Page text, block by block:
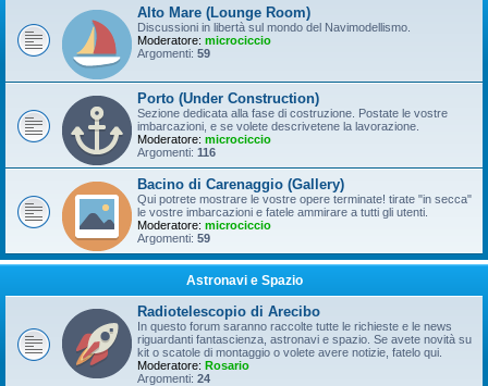
Alto Mare (Lounge Room)
Discussioni in libertà sul mondo del Navimodellismo.
Moderatore: microciccio
Argomenti: 59
Porto (Under Construction)
Sezione dedicata alla fase di costruzione. Postate le vostre
imbarcazioni, e se volete descrivetene la lavorazione.
Moderatore: microciccio
Argomenti: 116
Bacino di Carenaggio (Gallery)
Qui potrete mostrare le vostre opere terminate! tirate "in secca"
le vostre imbarcazioni e fatele ammirare a tutti gli utenti.
Moderatore: microciccio
Argomenti: 59
Astronavi e Spazio
Radiotelescopio di Arecibo
In questo forum saranno raccolte tutte le richieste e le news
riguardanti fantascienza, astronavi e spazio. Se avete novità su
kit o scatole di montaggio o volete avere notizie, fatelo qui.
Moderatore: Rosario
Argomenti: 24